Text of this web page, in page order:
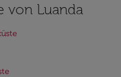
von Luanda